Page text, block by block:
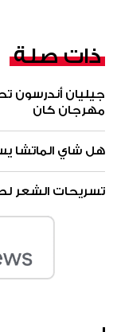
ذات صلة
جيليان أندرسون
مهرجان كان
هل شاي الماتشا
تسريحات الشعر لصيف 2026: 8 صيحات تسيطر